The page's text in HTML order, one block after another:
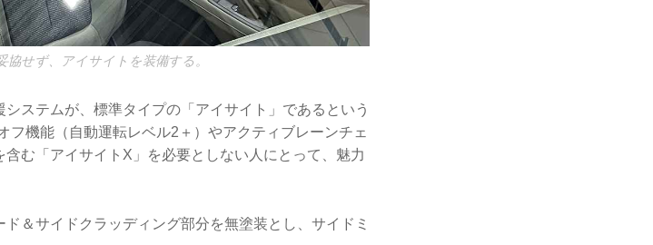
せず、アイサイトを装備する。
ステムが、標準タイプの「アイサイト」であるという
フ機能（自動運転レベル2＋）やアクティブレーンチェ
む「アイサイトX」を必要としない人にとって、魅力
＆サイドクラッディング部分を無塗装とし、サイドミ